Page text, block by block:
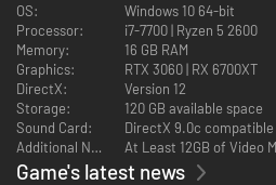
en verden, hvor The Voice of the
historiske fantasiscenarier. Punks
gør dette til den mest personlige
NYE KAMPTYPER OG MEGET MERE
Bring kaos til alle ringens hjørner med nye
Inferno, Dumpster og meget mere. Du
Island i den nye Scrapyard Brawl-arena,
OS:
Windows 10 64-bit
Processor:
i7-7700 | Ryzen 5 2600
Memory:
16 GB RAM
Graphics:
RTX 3060 | RX 6700XT
DirectX:
Version 12
Storage:
120 GB available space
Sound Card:
DirectX 9.0c
Additional Notes:
At Least 12GB of Video
Game's latest news